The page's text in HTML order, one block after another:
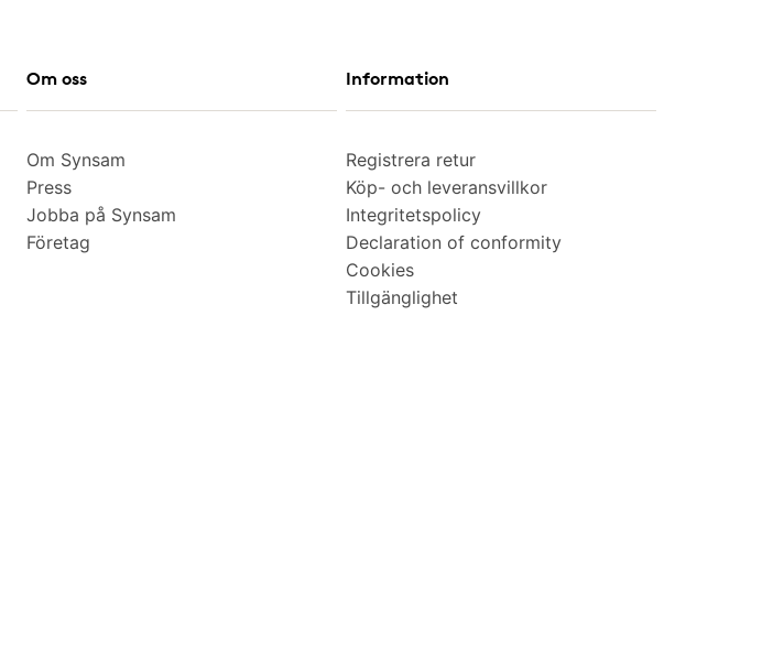
Om oss
Om Synsam
Press
Jobba på Synsam
Företag
Information
Registrera retur
Köp- och leveransvillkor
Integritetspolicy
Declaration of conformity
Cookies
Tillgänglighet